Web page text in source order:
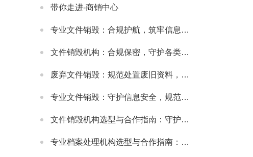
带你走进-商销中心
专业文件销毁：合规护航，筑牢信息安全处置防线
文件销毁机构：合规保密，守护各类文件安全处置需求
废弃文件销毁：规范处置废旧资料，筑牢信息安全防线
专业文件销毁：守护信息安全，规范处理各类涉密载体
文件销毁机构选型与合作指南：守护文件安全与合规处置的可靠选择
专业档案处理机构选型与合作指南：守护档案安全与合规的可靠伙伴